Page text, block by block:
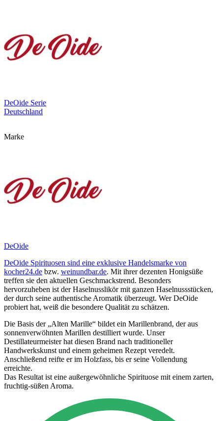
DeOide Serie
Deutschland
Marke
DeOide
DeOide Spirituosen sind eine exklusive Handelsmarke von
kocher24.de bzw. weinundbar.de. Mit ihrer dezenten Honigsüße
treffen sie den aktuellen Geschmackstrend. Besonders
hervorzuheben ist der Haselnusslikör mit ganzen Haselnussstücken,
der durch seine authentische Aromatik überzeugt. Wer DeOide
probiert hat, weiß die besondere Qualität zu schätzen.
Die Basis der „Alten Marille“ bildet ein Marillenbrand, der aus
sonnenverwöhnten Marillen destilliert wurde. Unser
Destillateurmeister hat diesen Brand nach traditioneller
Handwerkskunst und einem geheimen Rezept veredelt.
Anschließend reifte er im Holzfass, bis er seine Vollendung
erreichte.
Das Resultat ist eine außergewöhnliche Spirituose mit einem zarten,
fruchtig-süßen Aroma.